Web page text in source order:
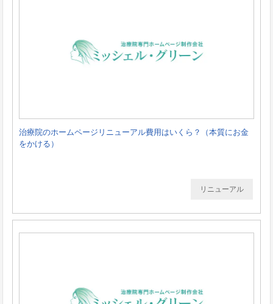
治療院のホームページリニューアル費用はいくら？（本質にお金
をかける）
リニューアル